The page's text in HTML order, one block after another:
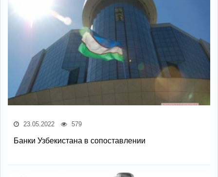
23.05.2022 579
Банки Узбекистана в сопоставлении